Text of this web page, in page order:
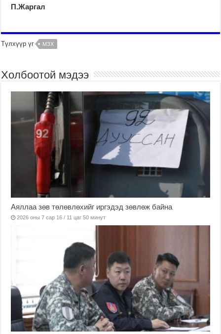
П.Жаргал
Түлхүүр үг МЗХ
Холбоотой мэдээ
Аяллаа зөв төлөвлөхийг иргэдэд зөвлөж байна
2026 оны 7 сар 16 / 11 цаг 50 минут